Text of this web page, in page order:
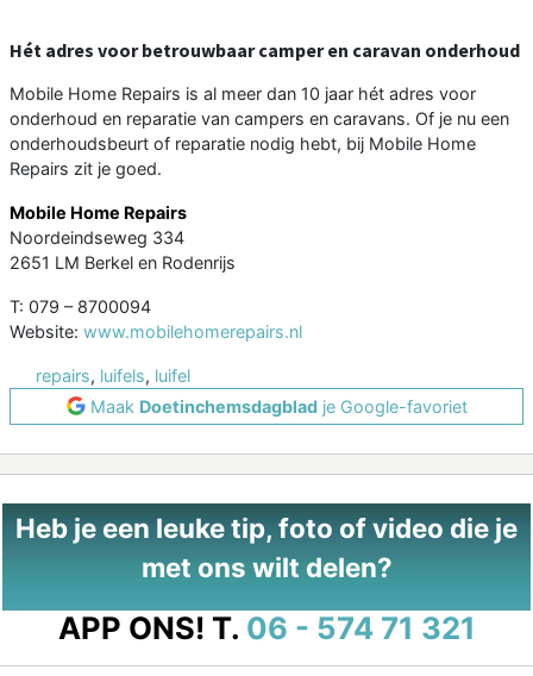
Hét adres voor betrouwbaar camper en caravan onderhoud
Mobile Home Repairs is al meer dan 10 jaar hét adres voor
onderhoud en reparatie van campers en caravans. Of je nu een
onderhoudsbeurt of reparatie nodig hebt, bij Mobile Home
Repairs zit je goed.
Mobile Home Repairs
Noordeindseweg 334
2651 LM Berkel en Rodenrijs
T: 079 – 8700094
Website: www.mobilehomerepairs.nl
repairs, luifels, luifel
Maak Doetinchemsdagbladje Google-favoriet
Heb je een leuke tip, foto of video die je
met ons wilt delen?
APP ONS! T. 06 - 574 71 321